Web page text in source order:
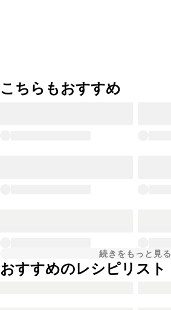
こちらもおすすめ
続きをもっと見る
おすすめのレシピリスト